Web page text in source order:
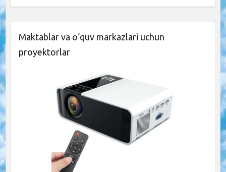
Maktablar va o‘quv markazlari uchun
proyektorlar